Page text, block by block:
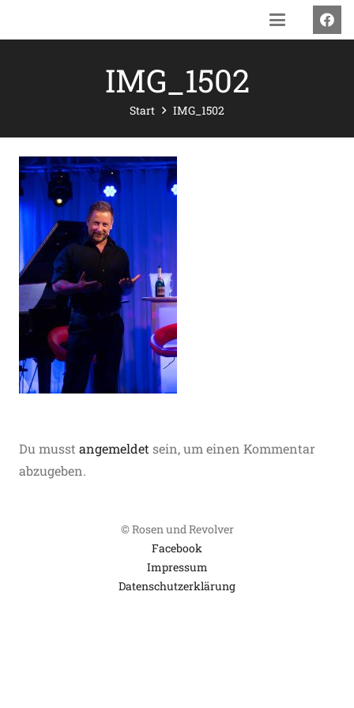
IMG_1502
Start IMG_1502
Du musst angemeldet sein, um einen Kommentar
abzugeben.
© Rosen und Revolver
Facebook
Impressum
Datenschutzerklärung